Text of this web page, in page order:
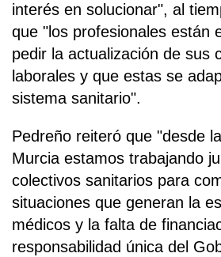
interés en solucionar", al
que "los profesionales están
pedir la actualización de sus
laborales y que estas se
sistema sanitario".
Pedreño reiteró que "desde
Murcia estamos trabajando
colectivos sanitarios para
situaciones que generan la
médicos y la falta de
responsabilidad única del